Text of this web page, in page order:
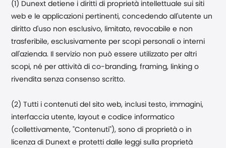
(1) Dunext detiene i diritti di proprietà intellettuale sui siti
web e le applicazioni pertinenti, concedendo all'utente un
diritto d'uso non esclusivo, limitato, revocabile e non
trasferibile, esclusivamente per scopi personali o interni
all'azienda. Il servizio non può essere utilizzato per altri
scopi, né per attività di co-branding, framing, linking o
rivendita senza consenso scritto.
(2) Tutti i contenuti del sito web, inclusi testo, immagini,
interfaccia utente, layout e codice informatico
(collettivamente, "Contenuti"), sono di proprietà o in
licenza di Dunext e protetti dalle leggi sulla proprietà